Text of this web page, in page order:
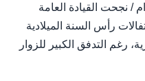
/ نجحت القيادة العامة
رأس السنة الميلادية
رغم التدفق الكبير للزوار